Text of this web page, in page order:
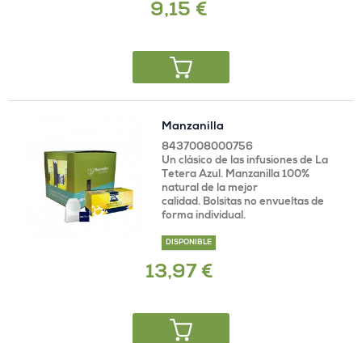
9,15 €
Manzanilla
8437008000756
Un clásico de las infusiones de La
Tetera Azul. Manzanilla 100%
natural de la mejor
calidad. Bolsitas no envueltas de
forma individual.
DISPONIBLE
13,97 €